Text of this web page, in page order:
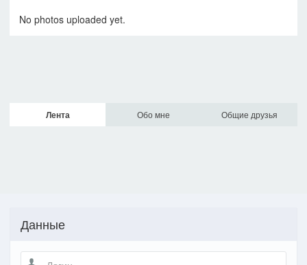
No photos uploaded yet.
Лента Обо мне Общие друзья
Данные